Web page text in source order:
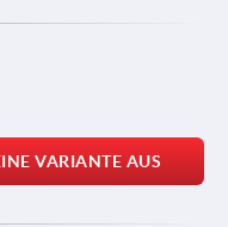
VARIANTE AUS